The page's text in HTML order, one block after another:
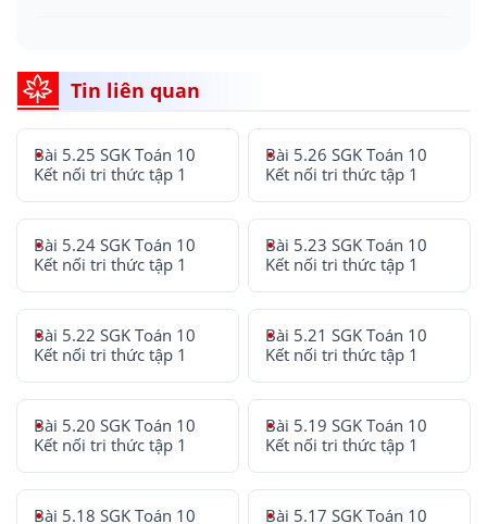
Tin liên quan
Bài 5.25 SGK Toán 10
Kết nối tri thức tập 1
Bài 5.26 SGK Toán 10
Kết nối tri thức tập 1
Bài 5.24 SGK Toán 10
Kết nối tri thức tập 1
Bài 5.23 SGK Toán 10
Kết nối tri thức tập 1
Bài 5.22 SGK Toán 10
Kết nối tri thức tập 1
Bài 5.21 SGK Toán 10
Kết nối tri thức tập 1
Bài 5.20 SGK Toán 10
Kết nối tri thức tập 1
Bài 5.19 SGK Toán 10
Kết nối tri thức tập 1
Bài 5.18 SGK Toán 10 Bài 5.17 SGK Toán 10